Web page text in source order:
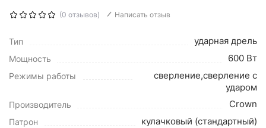
(0 отзывов) Написать отзыв
Тип ударная дрель
Мощность 600 Вт
Режимы работы
сверление,сверление с
ударом
Производитель Crown
Патрон кулачковый (стандартный)